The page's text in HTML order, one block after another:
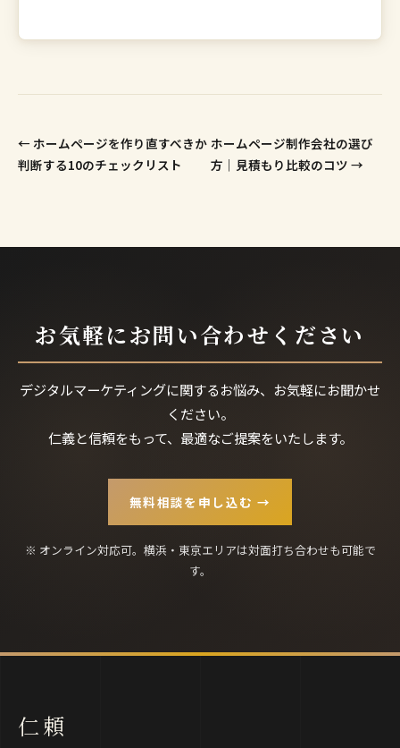
← ホームページを作り直すべきか
判断する10のチェックリスト
ホームページ制作会社の選び
方｜見積もり比較のコツ →
お気軽にお問い合わせください
デジタルマーケティングに関するお悩み、お気軽にお聞かせ
ください。
仁義と信頼をもって、最適なご提案をいたします。
無料相談を申し込む →
※ オンライン対応可。横浜・東京エリアは対面打ち合わせも可能で
す。
仁頼